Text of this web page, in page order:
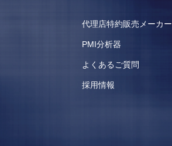
代理店特約販売メーカー
PMI分析器
よくあるご質問
採用情報